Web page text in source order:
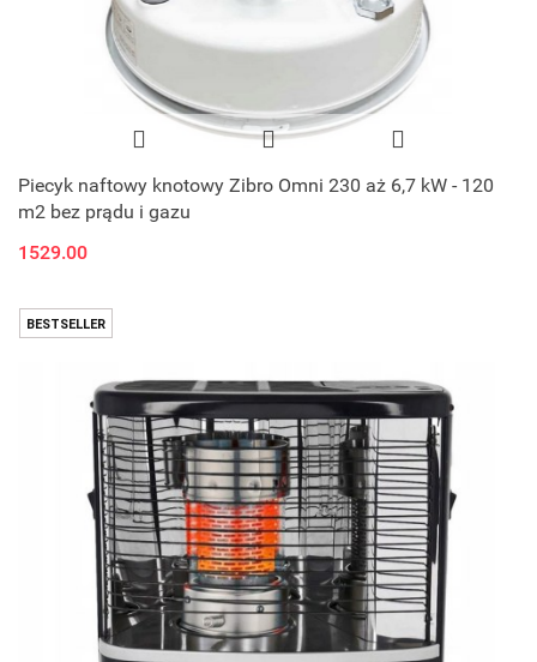
Piecyk naftowy knotowy Zibro Omni 230 aż 6,7 kW - 120
m2 bez prądu i gazu
1529.00
BESTSELLER